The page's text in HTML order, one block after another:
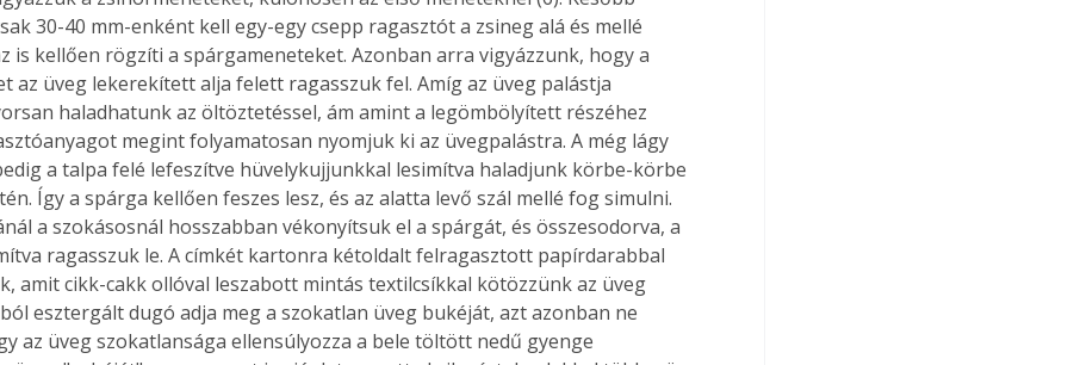
A 30-40 mm-enként kell egy-egy csepp ragasztót a zsineg alá és mellé
is kellően rögzíti a spárgameneteket. Azonban arra vigyázzunk, hogy a
az üveg lekerekített alja felett ragasszuk fel. Amíg az üveg palástja
haladhatunk az öltöztetéssel, ám amint a legömbölyített részéhez
megint folyamatosan nyomjuk ki az üvegpalástra. A még lágy
a talpa felé lefeszítve hüvelykujjunkkal lesimítva haladjunk körbe-körbe
Így a spárga kellően feszes lesz, és az alatta levő szál mellé fog simulni.
a szokásosnál hosszabban vékonyítsuk el a spárgát, és összesodorva, a
ragasszuk le. A címkét kartonra kétoldalt felragasztott papírdarabbal
amit cikk-cakk ollóval leszabott mintás textilcsíkkal kötözzünk az üveg
esztergált dugó adja meg a szokatlan üveg bukéját, azt azonban ne
az üveg szokatlansága ellensúlyozza a bele töltött nedű gyenge